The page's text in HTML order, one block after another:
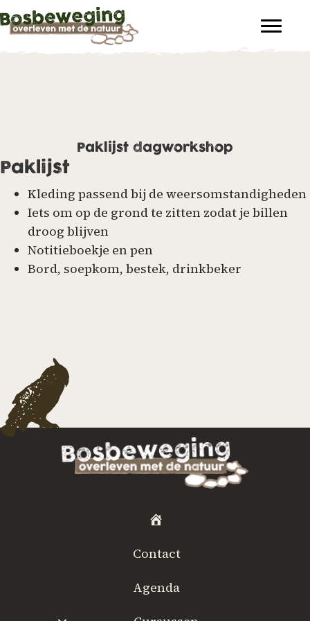
Paklijst dagworkshop
Paklijst
Kleding passend bij de weersomstandigheden
Iets om op de grond te zitten zodat je billen
droog blijven
Notitieboekje en pen
Bord, soepkom, bestek, drinkbeker
m
Contact
Agenda